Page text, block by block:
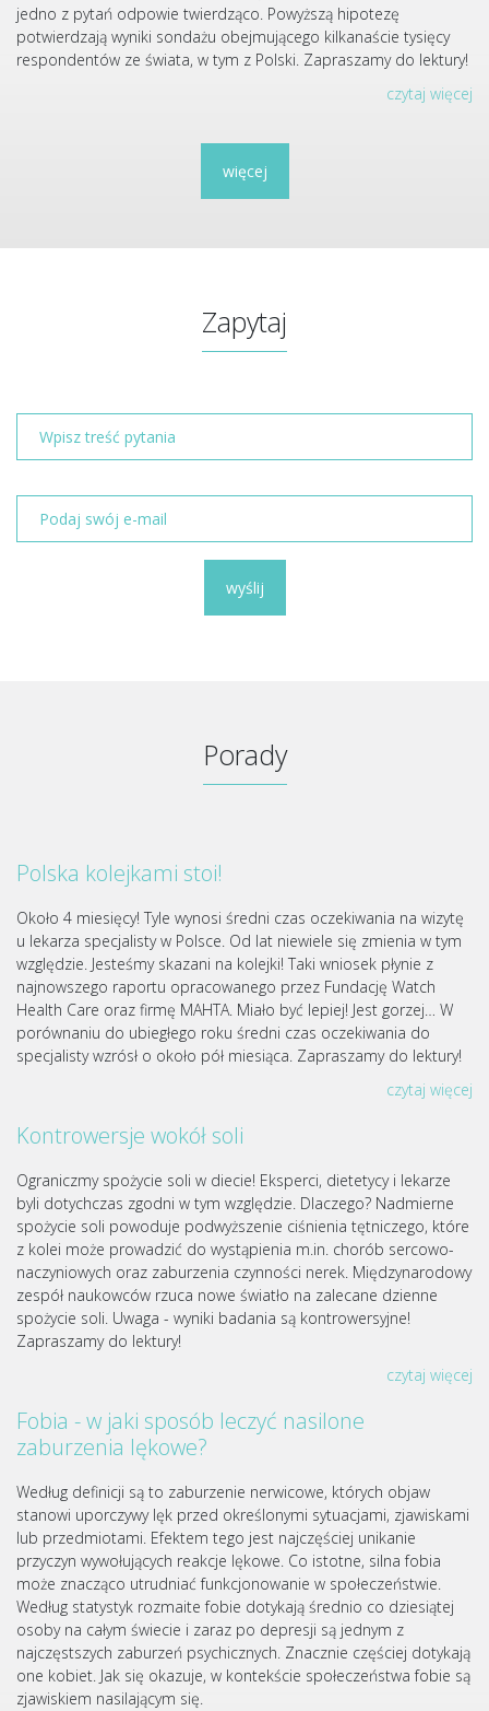
jedno z pytań odpowie twierdząco. Powyższą hipotezę
potwierdzają wyniki sondażu obejmującego kilkanaście tysięcy
respondentów ze świata, w tym z Polski. Zapraszamy do lektury!
czytaj więcej
więcej
Zapytaj
wyślij
Porady
Polska kolejkami stoi!
Około 4 miesięcy! Tyle wynosi średni czas oczekiwania na wizytę
u lekarza specjalisty w Polsce. Od lat niewiele się zmienia w tym
względzie. Jesteśmy skazani na kolejki! Taki wniosek płynie z
najnowszego raportu opracowanego przez Fundację Watch
Health Care oraz firmę MAHTA. Miało być lepiej! Jest gorzej… W
porównaniu do ubiegłego roku średni czas oczekiwania do
specjalisty wzrósł o około pół miesiąca. Zapraszamy do lektury!
czytaj więcej
Kontrowersje wokół soli
Ograniczmy spożycie soli w diecie! Eksperci, dietetycy i lekarze
byli dotychczas zgodni w tym względzie. Dlaczego? Nadmierne
spożycie soli powoduje podwyższenie ciśnienia tętniczego, które
z kolei może prowadzić do wystąpienia m.in. chorób sercowo-
naczyniowych oraz zaburzenia czynności nerek. Międzynarodowy
zespół naukowców rzuca nowe światło na zalecane dzienne
spożycie soli. Uwaga - wyniki badania są kontrowersyjne!
Zapraszamy do lektury!
czytaj więcej
Fobia - w jaki sposób leczyć nasilone
zaburzenia lękowe?
Według definicji są to zaburzenie nerwicowe, których objaw
stanowi uporczywy lęk przed określonymi sytuacjami, zjawiskami
lub przedmiotami. Efektem tego jest najczęściej unikanie
przyczyn wywołujących reakcje lękowe. Co istotne, silna fobia
może znacząco utrudniać funkcjonowanie w społeczeństwie.
Według statystyk rozmaite fobie dotykają średnio co dziesiątej
osoby na całym świecie i zaraz po depresji są jednym z
najczęstszych zaburzeń psychicznych. Znacznie częściej dotykają
one kobiet. Jak się okazuje, w kontekście społeczeństwa fobie są
zjawiskiem nasilającym się.